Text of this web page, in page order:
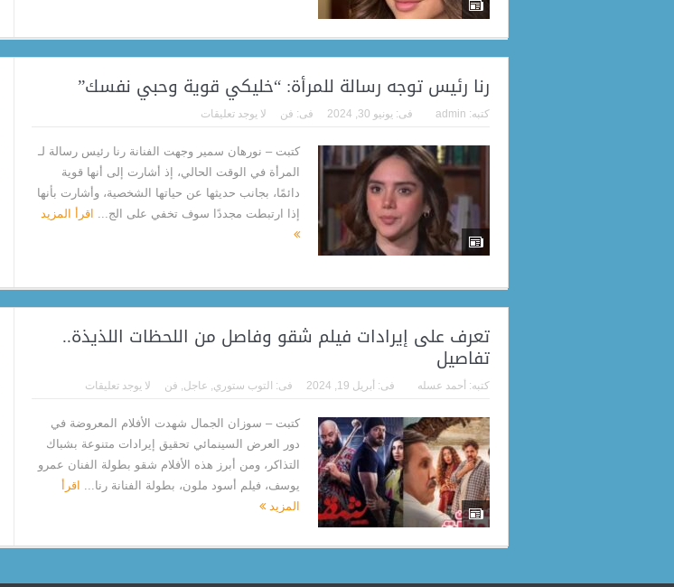
رنا رئيس توجه رسالة للمرأة: “خليكي قوية وحبي نفسك”
كتبه: admin فى: يونيو 30, 2024 فى: فن لا يوجد تعليقات
كتبت – نورهان سمير وجهت الفنانة رنا رئيس رسالة لـ
المرأة في الوقت الحالي، إذ أشارت إلى أنها قوية
دائمًا، بجانب حديثها عن حياتها الشخصية، وأشارت بأنها
إذا ارتبطت مجددًا سوف تخفي على الج... اقرأ المزيد
تعرف على إيرادات فيلم شقو وفاصل من اللحظات اللذيذة..
تفاصيل
كتبه: أحمد عسله فى: أبريل 19, 2024 فى: التوب ستوري عاجل فن لا يوجد تعليقات
كتبت – سوزان الجمال شهدت الأفلام المعروضة في
دور العرض السينمائي تحقيق إيرادات متنوعة بشباك
التذاكر، ومن أبرز هذه الأفلام شقو بطولة الفنان عمرو
يوسف، فيلم أسود ملون، بطولة الفنانة رنا... اقرأ
المزيد